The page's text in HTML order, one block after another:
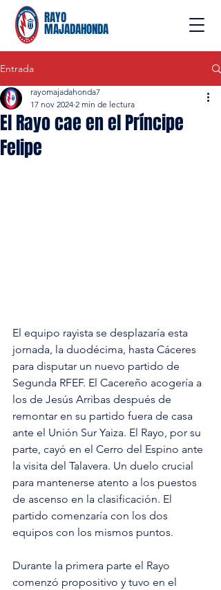
RAYO
MAJADAHONDA
Entrada
El Rayo cae en el Príncipe
Felipe
rayomajadahonda7
17 nov 2024 2 min de lectura
El equipo rayista se desplazaría esta
jornada, la duodécima, hasta Cáceres
para disputar un nuevo partido de
Segunda RFEF. El Cacereño acogería a
los de Jesús Arribas después de
remontar en su partido fuera de casa
ante el Unión Sur Yaiza. El Rayo, por su
parte, cayó en el Cerro del Espino ante
la visita del Talavera. Un duelo crucial
para mantenerse atento a los puestos
de ascenso en la clasificación. El
partido comenzaría con los dos
equipos con los mismos puntos.
Durante la primera parte el Rayo
comenzó propositivo y tuvo en el